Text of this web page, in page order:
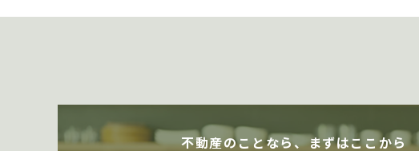
不動産のことなら、まずはここから